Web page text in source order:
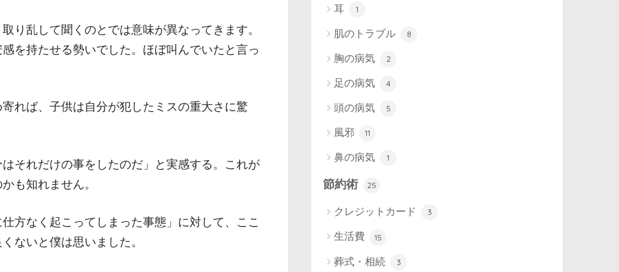
り乱して聞くのとでは意味が異なってきます。
を持たせる勢いでした。ほぼ叫んでいたと言っ
れば、子供は自分が犯したミスの重大さに驚
それだけの事をしたのだ」と実感する。これが
も知れません。
方なく起こってしまった事態」に対して、ここ
ないと僕は思いました。
耳 1
肌のトラブル 8
胸の病気 2
足の病気 4
頭の病気 5
風邪 11
鼻の病気 1
節約術 25
クレジットカード 3
生活費 15
葬式・相続 3